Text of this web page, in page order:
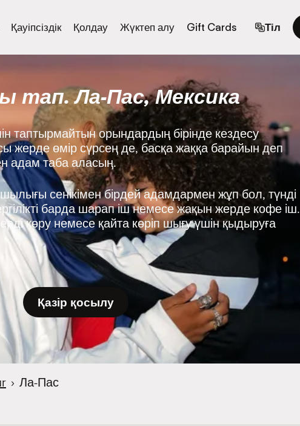
Қауіпсіздік Қолдау Жүктеп алу Gift Cards Тіл
тап. Ла-Пас, Мексика
таптырмайтын орындардың бірінде кездесу
жерде өмір сүрсең де, басқа жаққа барайын деп
адам таба аласың.
сенікімен бірдей адамдармен жұп бол, түнді
барда шарап іш немесе жақын жерде кофе іш.
көру немесе қайта көріп шығу үшін қыдыруға
Қазір қосылу
› Ла-Пас